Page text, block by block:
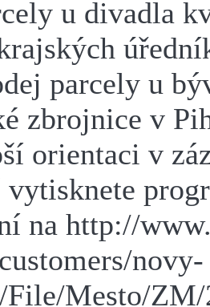
u divadla
parcely u
zbrojnice v
orientaci v
vytisknete
na http://
novy-
Mesto/